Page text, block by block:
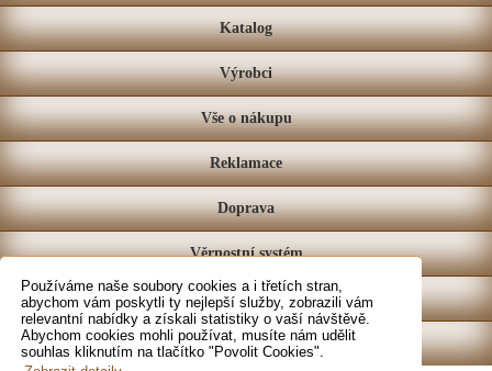
Používáme naše soubory cookies a i třetích stran,
abychom vám poskytli ty nejlepší služby, zobrazili vám
relevantní nabídky a získali statistiky o vaší návštěvě.
Abychom cookies mohli používat, musíte nám udělit
souhlas kliknutím na tlačítko "Povolit Cookies".
Katalog
Výrobci
Vše o nákupu
Reklamace
Doprava
Věrnostní systém
Prodejna
Kontakt